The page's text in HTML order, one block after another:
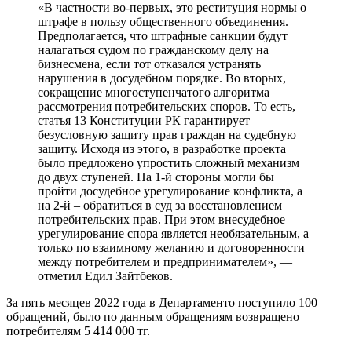
«В частности во-первых, это реституция нормы о
штрафе в пользу общественного объединения.
Предполагается, что штрафные санкции будут
налагаться судом по гражданскому делу на
бизнесмена, если тот отказался устранять
нарушения в досудебном порядке. Во вторых,
сокращение многоступенчатого алгоритма
рассмотрения потребительских споров. То есть,
статья 13 Конституции РК гарантирует
безусловную защиту прав граждан на судебную
защиту. Исходя из этого, в разработке проекта
было предложено упростить сложный механизм
до двух ступеней. На 1-й стороны могли бы
пройти досудебное урегулирование конфликта, а
на 2-й – обратиться в суд за восстановлением
потребительских прав. При этом внесудебное
урегулирование спора является необязательным, а
только по взаимному желанию и договоренности
между потребителем и предпринимателем», —
отметил Едил Зайтбеков.
За пять месяцев 2022 года в Департаменто поступило 100
обращений, было по данным обращениям возвращено
потребителям 5 414 000 тг.